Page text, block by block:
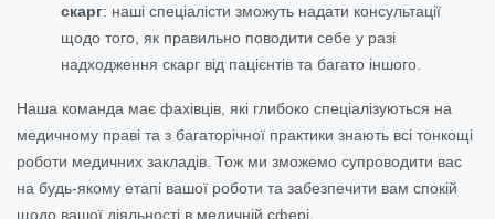
скарг: наші спеціалісти зможуть надати консультації
щодо того, як правильно поводити себе у разі
надходження скарг від пацієнтів та багато іншого.
Наша команда має фахівців, які глибоко спеціалізуються на
медичному праві та з багаторічної практики знають всі тонкощі
роботи медичних закладів. Тож ми зможемо супроводити вас
на будь-якому етапі вашої роботи та забезпечити вам спокій
щодо вашої діяльності в медичній сфері.